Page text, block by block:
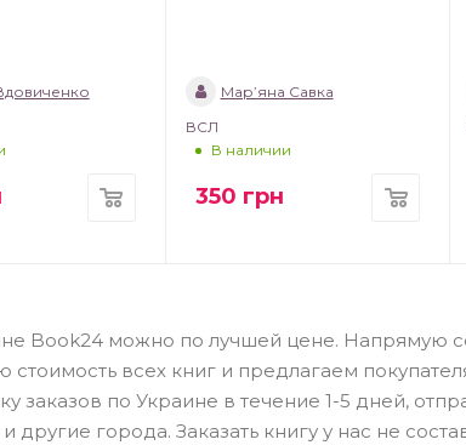
Мар’яна Савка
ВСЛ
В наличии
350 грн
Book24 можно по лучшей цене. Напрямую
стоимость всех книг и предлагаем
заказов по Украине в течение 1-5 дней,
города. Заказать книгу у нас не